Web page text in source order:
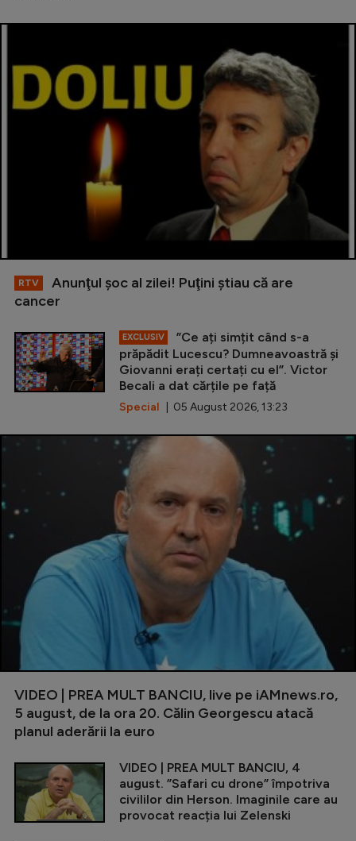
RTV
Anunţul şoc al zilei! Puţini ştiau că are
cancer
EXCLUSIV
”Ce ați simțit când s-a
prăpădit Lucescu? Dumneavoastră și
Giovanni erați certați cu el”. Victor
Becali a dat cărțile pe față
Special | 05 August 2026, 13:23
VIDEO | PREA MULT BANCIU, live pe iAMnews.ro,
5 august, de la ora 20. Călin Georgescu atacă
planul aderării la euro
VIDEO | PREA MULT BANCIU, 4
august. ”Safari cu drone” împotriva
civililor din Herson. Imaginile care au
provocat reacția lui Zelenski